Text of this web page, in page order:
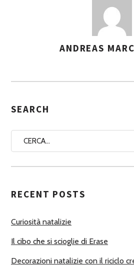
S
G
A
U
O
I
ANDREAS
SEARCH
RECENT POSTS
Curiosità natalizie
Il cibo che si scioglie di Erase
Decorazioni natalizie con il riciclo